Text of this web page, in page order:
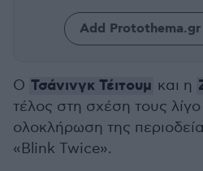
Add
Ο Τσάνινγκ Τέιτουμ και η
τέλος στη σχέση τους
ολοκλήρωση της
«Blink Twice».